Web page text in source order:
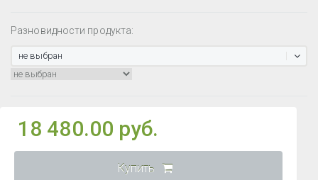
Разновидности продукта:
не выбран
18 480.00 руб.
Купить